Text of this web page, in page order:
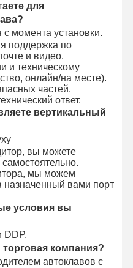
для
с момента установки.
поддержка по
и видео.
и техническому
онлайн/на месте).
частей.
ответ.
вертикальный
вы можете
мы можем
назначенный вами порт
условия вы
DDP.
компания?
автоклавов с